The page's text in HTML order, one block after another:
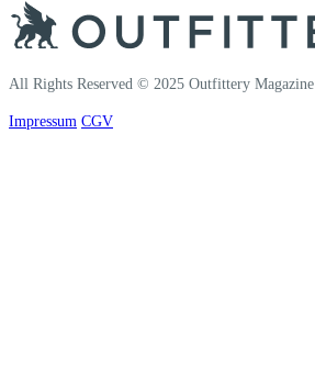
All Rights Reserved © 2025 Outfittery Magazine
Impressum CGV